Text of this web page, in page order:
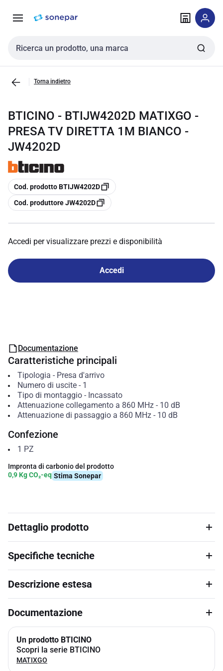
navigazione alla
Cerca input
Torna indietro
BTICINO - BTIJW4202D MATIXGO -
PRESA TV DIRETTA 1M BIANCO -
JW4202D
copia
Cod. prodotto BTIJW4202D
copia
Cod. produttore JW4202D
Accedi per visualizzare prezzi e disponibilità
Accedi
Documentazione
Caratteristiche principali
Tipologia - Presa d'arrivo
Numero di uscite- 1
Tipo di montaggio- Incassato
Attenuazione collegamento a 860 MHz- 10 dB
Attenuazione di passaggio a 860 MHz- 10 dB
Confezione
1 PZ
Impronta di carbonio del prodotto
0,9 Kg CO₂-eq Stima Sonepar
Dettaglio prodotto
Specifiche tecniche
Descrizione estesa
Documentazione
Un prodotto BTICINO
Scopri la serie BTICINO
MATIXGO